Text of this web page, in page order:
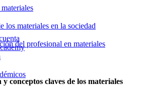
los materiales en la sociedad
del profesional en materiales
conceptos claves de los materiales